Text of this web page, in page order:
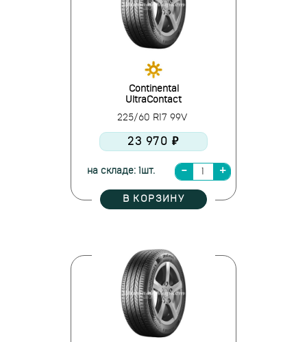
Continental
UltraContact
225/60 R17 99V
23 970 ₽
на складе: 1шт.
В КОРЗИНУ